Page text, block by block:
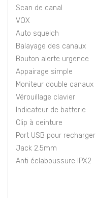
Scan de canal
VOX
Auto squelch
Balayage des canaux
Bouton alerte urgence
Appairage simple
Moniteur double canaux
Vérouillage clavier
Indicateur de batterie
Clip à ceinture
Port USB pour recharger
Jack 2.5mm
Anti éclaboussure IPX2